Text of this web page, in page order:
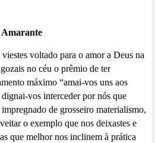
Amarante
voltado para o amor a Deus na
no céu o prêmio de ter
máximo “amai-vos uns aos
vos interceder por nós que
de grosseiro materialismo,
o exemplo que nos deixastes e
que melhor nos inclinem à prática